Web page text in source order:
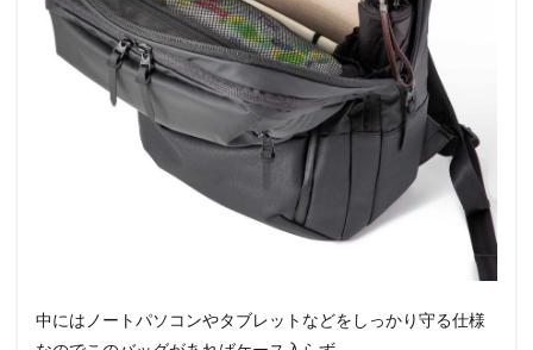
中にはノートパソコンやタブレットなどをしっかり守る仕様